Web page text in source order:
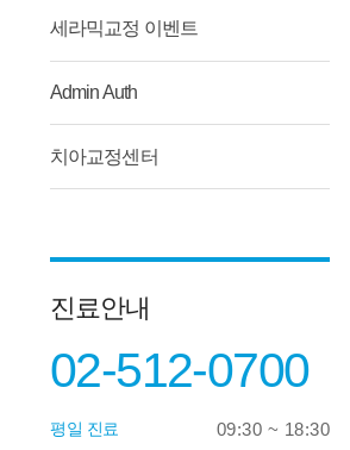
세라믹교정 이벤트
Admin Auth
치아교정센터
진료안내
02-512-0700
평일 진료 09:30 ~ 18:30